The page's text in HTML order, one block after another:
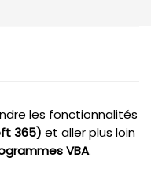
les fonctionnalités
365) et aller plus loin
VBA.